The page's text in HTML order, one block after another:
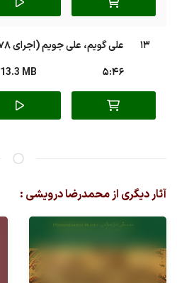
13
علی گویم، علی جویم (اجرای 1378)
5:46
13.3 MB
آثار دیگری از محمدرضا درویشی :